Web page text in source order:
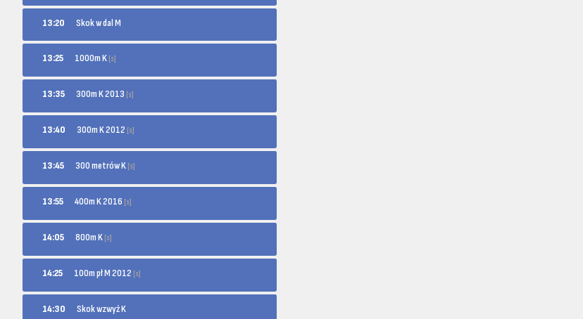
13:20 Skok w dal M
13:25 1000m K [s]
13:35 300m K 2013 [s]
13:40 300m K 2012 [s]
13:45 300 metrów K [s]
13:55 400m K 2016 [s]
14:05 800m K [s]
14:25 100m pł M 2012 [s]
14:30 Skok wzwyż K